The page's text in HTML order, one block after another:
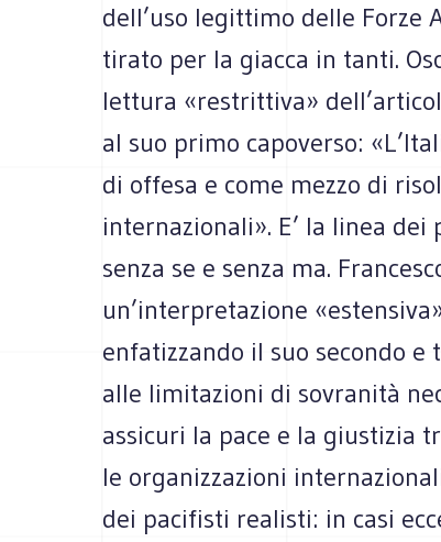
dell’uso legittimo delle Forze
tirato per la giacca in tanti.
lettura «restrittiva»
al suo primo capoverso:
di offesa e come mezzo di
internazionali». E’ la linea
senza se e senza ma.
un’interpretazione
enfatizzando il suo secondo e
alle limitazioni di sovranità
assicuri la pace e la giustizia
le organizzazioni
dei pacifisti realisti: in casi